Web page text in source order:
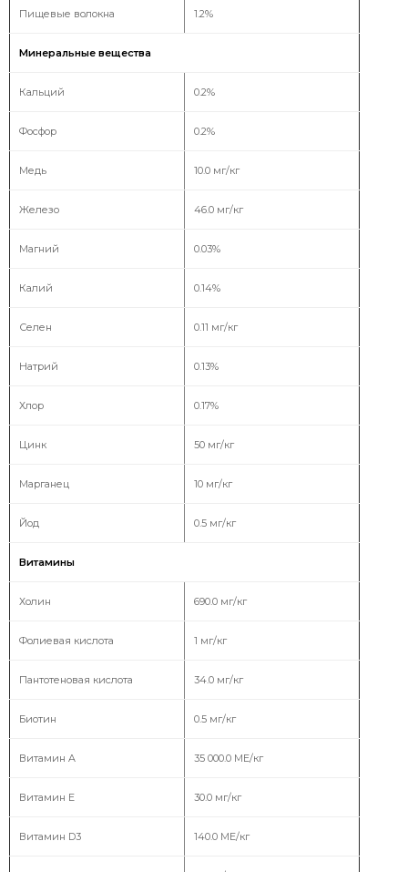
Пищевые волокна 1.2%
Минеральные вещества
Кальций 0.2%
Фосфор 0.2%
Медь 10.0 мг/кг
Железо 46.0 мг/кг
Магний 0.03%
Калий 0.14%
Селен 0.11 мг/кг
Натрий 0.13%
Хлор 0.17%
Цинк 50 мг/кг
Марганец 10 мг/кг
Йод 0.5 мг/кг
Витамины
Холин 690.0 мг/кг
Фолиевая кислота 1 мг/кг
Пантотеновая кислота 34.0 мг/кг
Биотин 0.5 мг/кг
Витамин A 35 000.0 МЕ/кг
Витамин E 30.0 мг/кг
Витамин D3 140.0 МЕ/кг